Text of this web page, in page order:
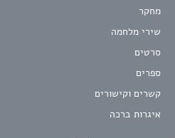
מחקר
שירי מלחמה
סרטים
ספרים
קשרים וקישורים
איגרות ברכה